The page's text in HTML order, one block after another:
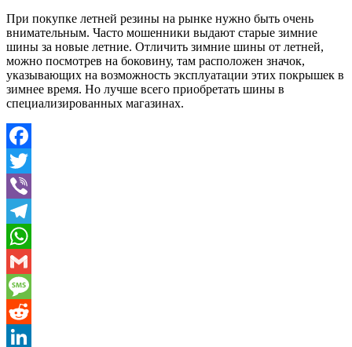
При покупке летней резины на рынке нужно быть очень
внимательным. Часто мошенники выдают старые зимние
шины за новые летние. Отличить зимние шины от летней,
можно посмотрев на боковину, там расположен значок,
указывающих на возможность эксплуатации этих покрышек в
зимнее время. Но лучше всего приобретать шины в
специализированных магазинах.
Facebook
Twitter
Viber
Telegram
WhatsApp
Gmail
Message
Reddit